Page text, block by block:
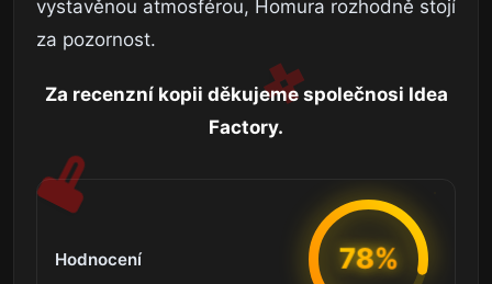
vystavěnou atmosférou, Homura rozhodně stojí
za pozornost.
Za recenzní kopii děkujeme společnosi Idea
Factory.
Hodnocení 78%